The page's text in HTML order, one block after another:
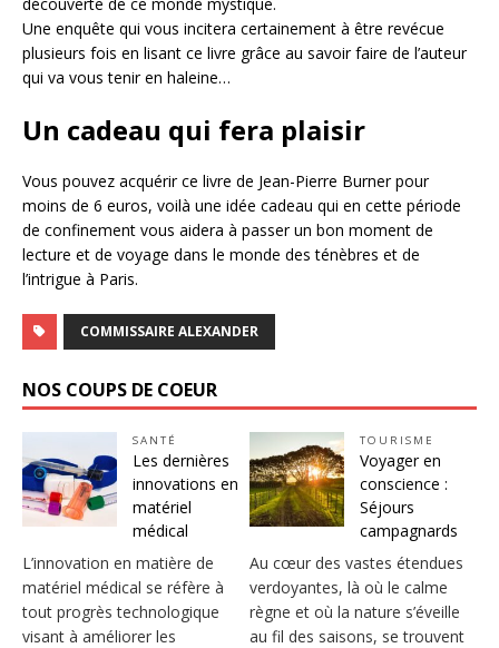
Une enquête qui vous incitera certainement à être revécue
plusieurs fois en lisant ce livre grâce au savoir faire de l’auteur
qui va vous tenir en haleine…
Un cadeau qui fera plaisir
Vous pouvez acquérir ce livre de Jean-Pierre Burner pour
moins de 6 euros, voilà une idée cadeau qui en cette période
de confinement vous aidera à passer un bon moment de
lecture et de voyage dans le monde des ténèbres et de
l’intrigue à Paris.
COMMISSAIRE ALEXANDER
NOS COUPS DE COEUR
SANTÉ
Les dernières
innovations en
matériel
médical
L’innovation en matière de
matériel médical se réfère à
tout progrès technologique
visant à améliorer les
TOURISME
Voyager en
conscience :
Séjours
campagnards
Au cœur des vastes étendues
verdoyantes, là où le calme
règne et où la nature s’éveille
au fil des saisons, se trouvent